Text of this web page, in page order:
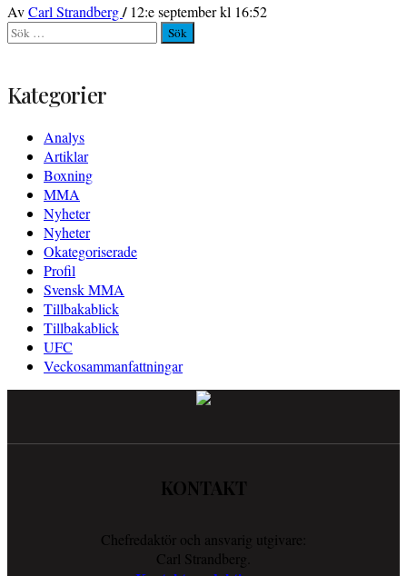
AvCarl Strandberg/ 12:e september kl 16:52
Sök
efter:
Kategorier
Analys
Artiklar
Boxning
MMA
Nyheter
Nyheter
Okategoriserade
Profil
Svensk MMA
Tillbakablick
Tillbakablick
UFC
Veckosammanfattningar
KONTAKT
Chefredaktör och ansvarig utgivare:
Carl Strandberg.